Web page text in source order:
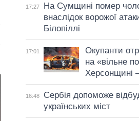
17:27
На Сумщині помер
внаслідок ворожої
Білопіллі
17:01
Окупанти
на «вільне
Херсонщині
16:48
Сербія допоможе
українських міст